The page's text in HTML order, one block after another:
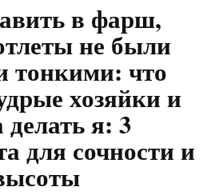
в фарш,
не были
тонкими: что
хозяйки и
делать я: 3
для сочности и